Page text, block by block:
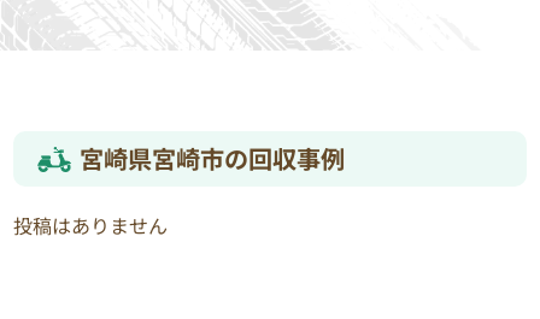
宮崎県宮崎市の回収事例
投稿はありません